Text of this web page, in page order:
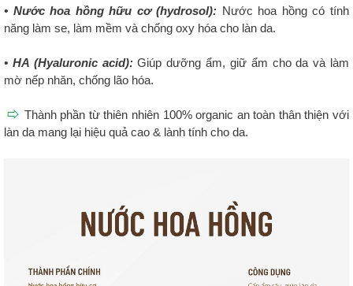
• Nước hoa hồng hữu cơ (hydrosol): Nước hoa hồng có tính
năng làm se, làm mềm và chống oxy hóa cho làn da.
• HA (Hyaluronic acid):Giúp dưỡng ẩm, giữ ẩm cho da và làm
mờ nếp nhăn, chống lão hóa.
Thành phần từ thiên nhiên 100% organic an toàn thân thiện với
làn da mang lại hiệu quả cao & lành tính cho da.